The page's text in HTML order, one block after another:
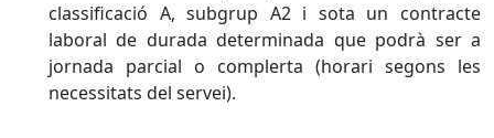
classificació A, subgrup A2 i sota un contracte
laboral de durada determinada que podrà ser a
jornada parcial o complerta (horari segons les
necessitats del servei).